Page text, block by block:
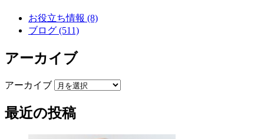
お役立ち情報 (8)
ブログ (511)
アーカイブ
アーカイブ
最近の投稿